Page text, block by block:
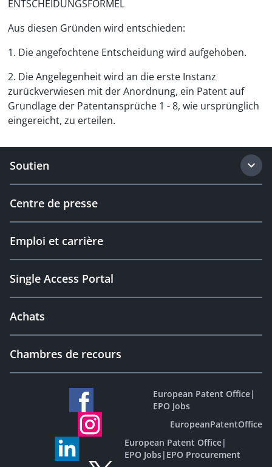
ENTSCHEIDUNGSFORMEL
Aus diesen Gründen wird entschieden:
1. Die angefochtene Entscheidung wird aufgehoben.
2. Die Angelegenheit wird an die erste Instanz
zurückverwiesen mit der Anordnung, ein Patent auf
Grundlage der Patentansprüche 1 - 8, wie ursprünglich
eingereicht, zu erteilen.
Soutien
Centre de presse
Emploi et carrière
Single Access Portal
Achats
Chambres de recours
European Patent Office|
EPO Jobs
EuropeanPatentOffice
European Patent Office|
EPO Jobs| EPO Procurement